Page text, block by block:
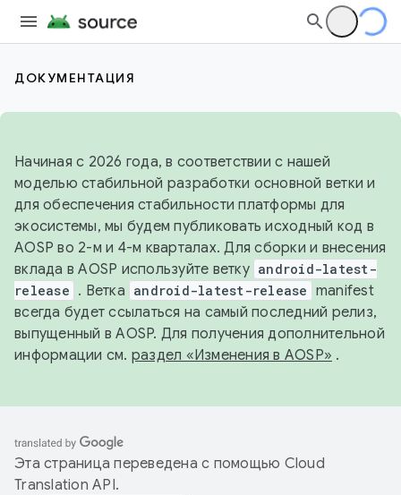
ДОКУМЕНТАЦИЯ
Начиная с 2026 года, в соответствии с нашей
моделью стабильной разработки основной ветки и
для обеспечения стабильности платформы для
экосистемы, мы будем публиковать исходный код в
AOSP во 2-м и 4-м кварталах. Для сборки и внесения
вклада в AOSP используйте ветку android-latest-
release . Ветка android-latest-release manifest
всегда будет ссылаться на самый последний релиз,
выпущенный в AOSP. Для получения дополнительной
информации см. раздел «Изменения в AOSP» .
Эта страница переведена с помощью Cloud
Translation API.